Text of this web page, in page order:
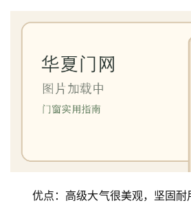
优点：高级大气很美观，坚固